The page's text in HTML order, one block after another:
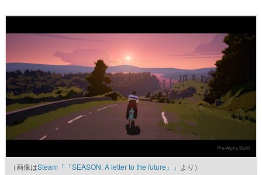
（画像はSteam『『SEASON: A letter to the future』』 より）